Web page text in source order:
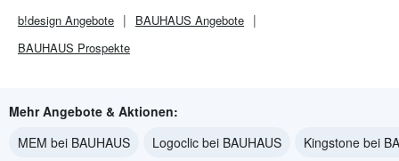
b!design Angebote BAUHAUS Angebote
BAUHAUS Prospekte
Mehr Angebote & Aktionen:
MEM bei BAUHAUS
Logoclic bei BAUHAUS Kingstone bei